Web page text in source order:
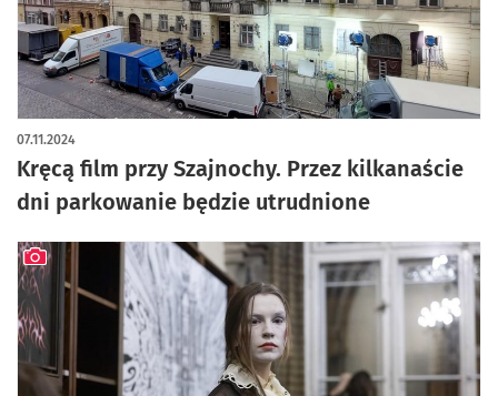
Kręcą film przy Szajnochy. Przez kilkanaście
dni parkowanie będzie utrudnione
07.11.2024